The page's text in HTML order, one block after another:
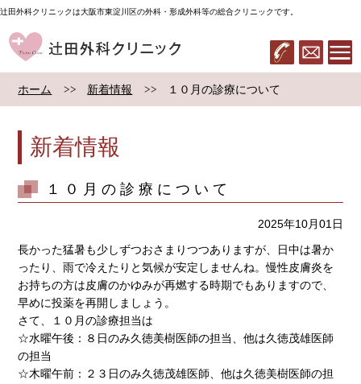
辻田外科クリニックは大阪市東淀川区の外科・形成外科等の総合クリニックです。
辻田外科クリニック
06-6322-
メール
ホーム 新着情報 １０月の診療について
新着情報
１０月の診療について
2025年10月01日
長かった猛暑も少しずつおさまりつつありますが、日中は暑か
ったり、雨で冷えたりと気候が安定しませんね。慢性皮膚炎を
お持ちの方は皮膚のかゆみが再燃する時期でもありますので、
早めに投薬を再開しましょう。
さて、１０月の診療担当は
☆水曜午後：８日のみ久徳美樹医師の担当、他は久徳茂雄医師
の担当
☆木曜午前：２３日のみ久徳茂雄医師、他は久徳美樹医師の担